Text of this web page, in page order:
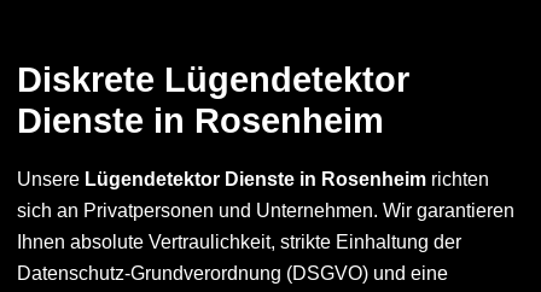
Diskrete Lügendetektor
Dienste in Rosenheim
Unsere Lügendetektor Dienste in Rosenheimrichten
sich an Privatpersonen und Unternehmen. Wir garantieren
Ihnen absolute Vertraulichkeit, strikte Einhaltung der
Datenschutz-Grundverordnung (DSGVO) und eine